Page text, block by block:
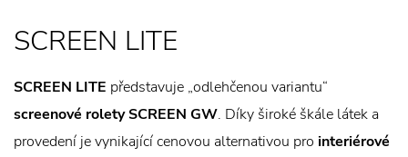
SCREEN LITE
SCREEN LITE představuje „odlehčenou variantu“
screenové rolety SCREEN GW. Díky široké škále látek a
provedení je vynikající cenovou alternativou pro interiérové